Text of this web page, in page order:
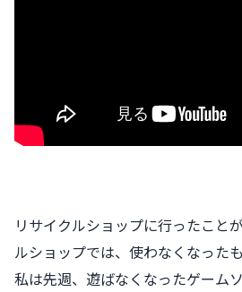
リサイクルショップに行ったこと
ルショップでは、使わなくなった
私は先週、遊ばなくなったゲーム